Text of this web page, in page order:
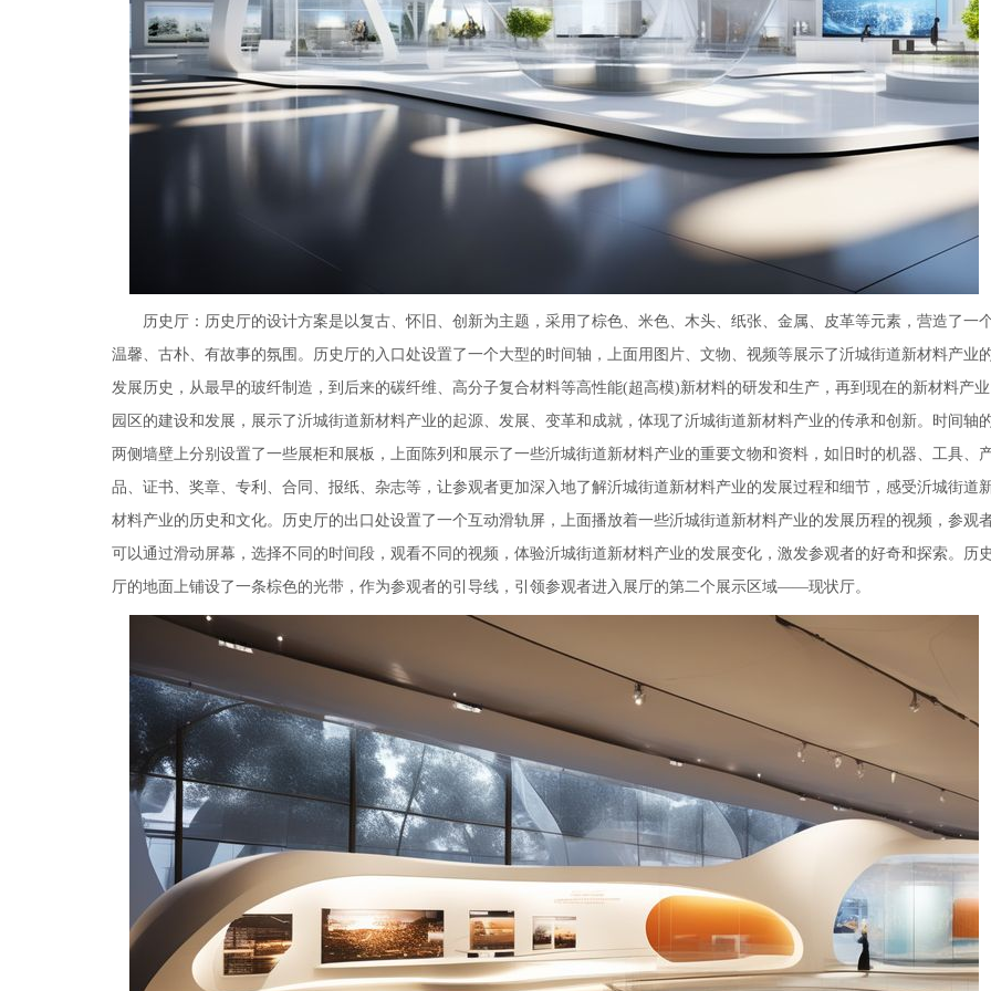
历史厅：历史厅的设计方案是以复古、怀旧、创新为主题，采用了棕色、米色、木头、纸张、金属、皮革等元素，营造了一
温馨、古朴、有故事的氛围。历史厅的入口处设置了一个大型的时间轴，上面用图片、文物、视频等展示了沂城街道新材料产业
发展历史，从最早的玻纤制造，到后来的碳纤维、高分子复合材料等高性能(超高模)新材料的研发和生产，再到现在的新材料产业
园区的建设和发展，展示了沂城街道新材料产业的起源、发展、变革和成就，体现了沂城街道新材料产业的传承和创新。时间轴
两侧墙壁上分别设置了一些展柜和展板，上面陈列和展示了一些沂城街道新材料产业的重要文物和资料，如旧时的机器、工具、
品、证书、奖章、专利、合同、报纸、杂志等，让参观者更加深入地了解沂城街道新材料产业的发展过程和细节，感受沂城街道
材料产业的历史和文化。历史厅的出口处设置了一个互动滑轨屏，上面播放着一些沂城街道新材料产业的发展历程的视频，参观
可以通过滑动屏幕，选择不同的时间段，观看不同的视频，体验沂城街道新材料产业的发展变化，激发参观者的好奇和探索。历史
厅的地面上铺设了一条棕色的光带，作为参观者的引导线，引领参观者进入展厅的第二个展示区域——现状厅。